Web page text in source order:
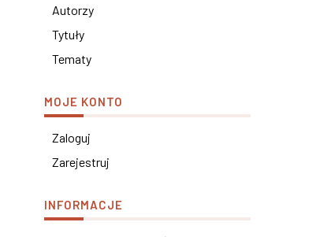
Autorzy
Tytuły
Tematy
MOJE KONTO
Zaloguj
Zarejestruj
INFORMACJE